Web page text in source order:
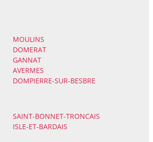
MOULINS
DOMERAT
GANNAT
AVERMES
DOMPIERRE-SUR-BESBRE
SAINT-BONNET-TRONCAIS
ISLE-ET-BARDAIS